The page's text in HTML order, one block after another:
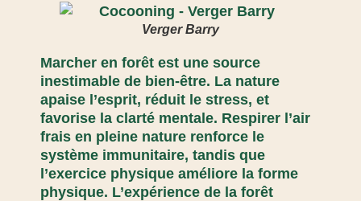
Verger Barry
Marcher en forêt est une source
inestimable de bien-être. La nature
apaise l’esprit, réduit le stress, et
favorise la clarté mentale. Respirer l’air
frais en pleine nature renforce le
système immunitaire, tandis que
l’exercice physique améliore la forme
physique. L’expérience de la forêt